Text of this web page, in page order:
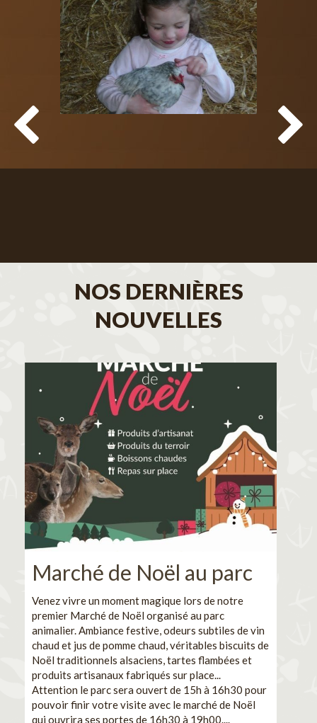
NOS DERNIÈRES
NOUVELLES
Marché de Noël au parc
Venez vivre un moment magique lors de notre
premier Marché de Noël organisé au parc
animalier. Ambiance festive, odeurs subtiles de vin
chaud et jus de pomme chaud, véritables biscuits de
Noël traditionnels alsaciens, tartes flambées et
produits artisanaux fabriqués sur place...
Attention le parc sera ouvert de 15h à 16h30 pour
pouvoir finir votre visite avec le marché de Noël
qui ouvrira ses portes de 16h30 à 19h00....